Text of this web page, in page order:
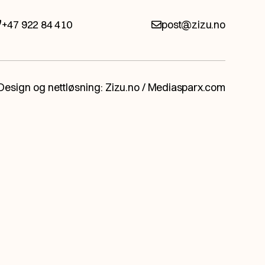
å by på.
+47 922 84 410 post@zizu.no
og nettløsning: Zizu.no/ Mediasparx.com